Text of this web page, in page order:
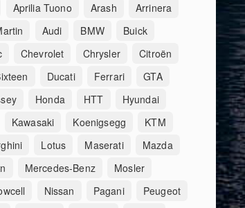
Aprilia Tuono Arash
Arrinera
Audi BMW
Buick
Chevrolet Chrysler
Citroën
Ducati Ferrari
GTA
Honda HTT
Hyundai
Kawasaki Koenigsegg
KTM
Lotus Maserati
Mazda
Mercedes-Benz
Mosler
Nissan Pagani
Peugeot